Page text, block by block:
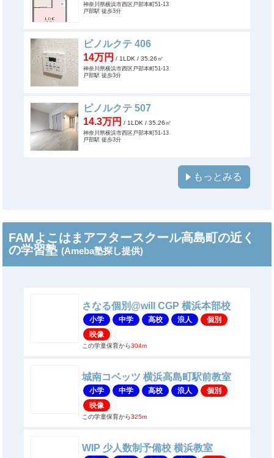
神奈川県横浜市西区戸部本町51-13
戸部駅 徒歩3分
ピノルクテ 406
14万円 / 1LDK / 35.26㎡
神奈川県横浜市西区戸部本町51-13
戸部駅 徒歩3分
ピノルクテ 507
14.3万円 / 1LDK / 35.26㎡
神奈川県横浜市西区戸部本町51-13
戸部駅 徒歩3分
もっとみる
FAMよこはまアフタースクール高島町の近く
の学習塾 (Ameba塾探し提供)
さなる個別@will CGP 横浜本部校
小学 中学 高校 浪人
個別
映像
この学童保育から304m
城南コベッツ 横浜高島町駅前教室
小学 中学 高校 浪人
個別
映像
この学童保育から325m
WIP 少人数制予備校 横浜教室